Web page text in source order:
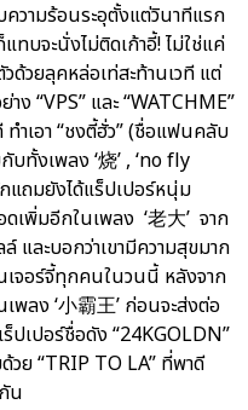
วามร้อนระอุตั้งแต่วินาทีแรก
บจะนั่งไม่ติดเก้าอี้! ไม่ใช่แค่
วยลุคหล่อเท่สะท้านเวที แต่
ง “VPS” และ “WATCHME”
ำเอา “ชงตี้ฮั่ว” (ชื่อแฟนคลับ
ทั้งเพลง ‘烧’ , ‘no fly
แถมยังได้แร็ปเปอร์หนุ่ม
ดเพิ่มอีกในเพลง ‘老大’ จาก
ละบอกว่าเขามีความสุขมาก
จอร์จี้ทุกคนในวนนี้ หลังจาก
ลง ‘小霸王’ ก่อนจะส่งต่อ
ปเปอร์ชื่อดัง “24KGOLDN”
วย “TRIP TO LA” ที่พาดี
น